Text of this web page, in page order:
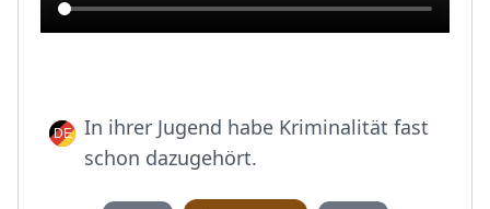
In ihrer Jugend habe Kriminalität fast
schon dazugehört.